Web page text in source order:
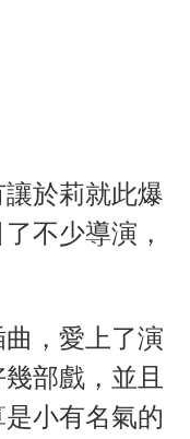
於莉就此爆
不少導演，
，愛上了演
部戲，並且
小有名氣的